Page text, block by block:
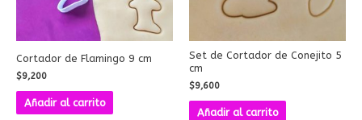
Cortador de Flamingo 9 cm
$9,200
Añadir al carrito
Set de Cortador de Conejito 5
cm
$9,600
Añadir al carrito